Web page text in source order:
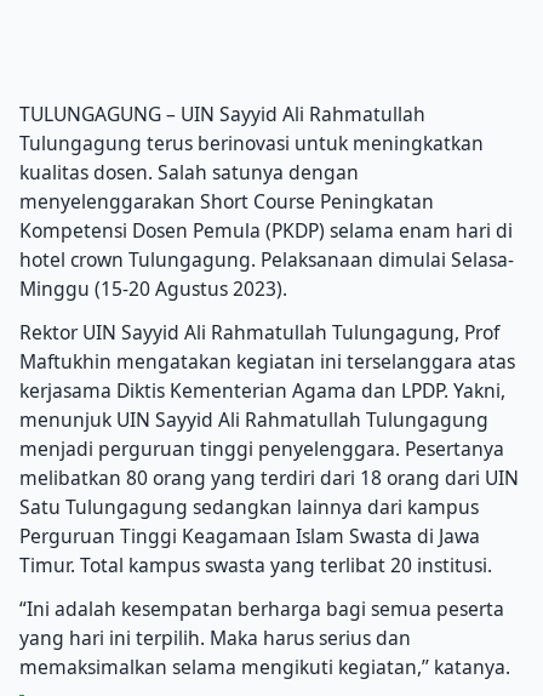
TULUNGAGUNG – UIN Sayyid Ali Rahmatullah
Tulungagung terus berinovasi untuk meningkatkan
kualitas dosen. Salah satunya dengan
menyelenggarakan Short Course Peningkatan
Kompetensi Dosen Pemula (PKDP) selama enam hari di
hotel crown Tulungagung. Pelaksanaan dimulai Selasa-
Minggu (15-20 Agustus 2023).
Rektor UIN Sayyid Ali Rahmatullah Tulungagung, Prof
Maftukhin mengatakan kegiatan ini terselanggara atas
kerjasama Diktis Kementerian Agama dan LPDP. Yakni,
menunjuk UIN Sayyid Ali Rahmatullah Tulungagung
menjadi perguruan tinggi penyelenggara. Pesertanya
melibatkan 80 orang yang terdiri dari 18 orang dari UIN
Satu Tulungagung sedangkan lainnya dari kampus
Perguruan Tinggi Keagamaan Islam Swasta di Jawa
Timur. Total kampus swasta yang terlibat 20 institusi.
“Ini adalah kesempatan berharga bagi semua peserta
yang hari ini terpilih. Maka harus serius dan
memaksimalkan selama mengikuti kegiatan,’’ katanya.